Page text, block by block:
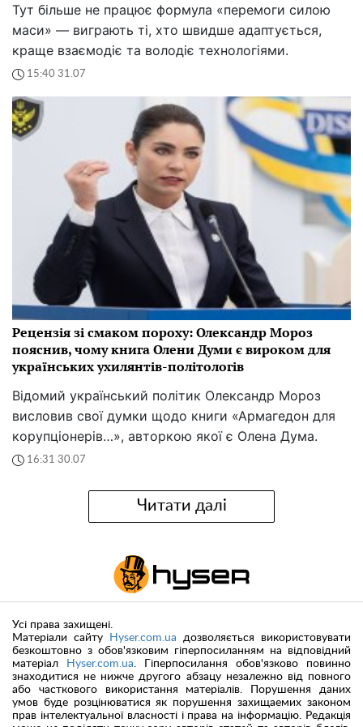
Тут більше не працює формула «перемоги силою
маси» — виграють ті, хто швидше адаптується,
краще взаємодіє та володіє технологіями.
15:40 31.07
Рецензія зі смаком пороху: Олександр Мороз
пояснив, чому книга Олени Думи є вироком для
українських ухилянтів-політологів
Відомий український політик Олександр Мороз
висловив свої думки щодо книги «Армагедон для
корупціонерів…», авторкою якої є Олена Дума.
16:31 30.07
Читати далі
Усі права захищені.
Матеріали сайту
Hyser.com.ua дозволяється використовувати
безкоштовно з обов'язковим гіперпосиланням на відповідний
матеріал
Hyser.com.ua . Гіперпосилання обов'язково повинно
знаходитися не нижче другого абзацу незалежно від повного
або часткового використання матеріалів. Порушення даних
умов буде розцінюватися як порушення захищаемих законом
прав інтелектуальної власності і права на інформацію. Редакція